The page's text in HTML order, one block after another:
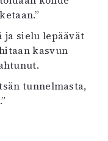
ja sielu lepäävät
kasvun
tunnelmasta,